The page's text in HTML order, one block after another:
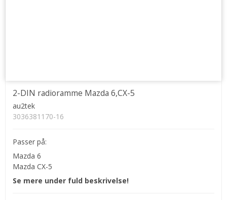
2-DIN radioramme Mazda 6,CX-5
au2tek
3036381170-16
Passer på:
Mazda 6
Mazda CX-5
Se mere under fuld beskrivelse!